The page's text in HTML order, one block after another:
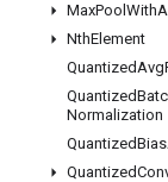
MaxPool With
NthElement
QuantizedAvg
Quantized
Normalization
QuantizedBias
Quantized